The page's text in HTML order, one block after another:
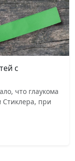
с
что глаукома
Стиклера, при